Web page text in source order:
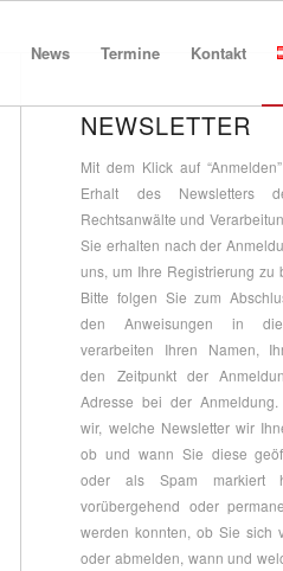
News Termine Kontakt
NEWSLETTER
Mit dem Klick auf
Erhalt des Newsletters
Rechtsanwälte und
Sie erhalten nach der
uns, um Ihre Registrierung zu
Bitte folgen Sie zum
den Anweisungen in
verarbeiten Ihren Namen,
den Zeitpunkt der
Adresse bei der
wir, welche Newsletter wir
ob und wann Sie diese
oder als Spam markiert
vorübergehend oder
werden konnten, ob Sie sich
oder abmelden, wann und